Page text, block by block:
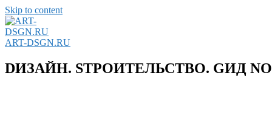
Skip to content
ART-DSGN.RU
DИЗАЙН. SТРОИТЕЛЬСТВО. GИД